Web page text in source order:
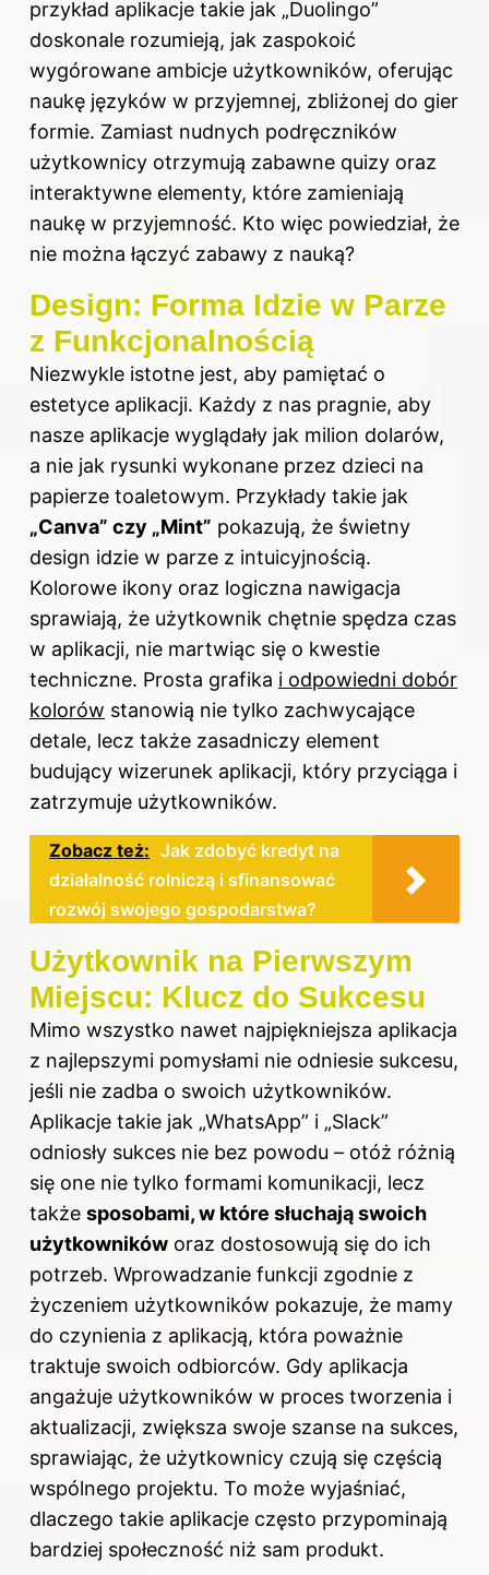
przykład aplikacje takie jak „Duolingo”
doskonale rozumieją, jak zaspokoić
wygórowane ambicje użytkowników, oferując
naukę języków w przyjemnej, zbliżonej do gier
formie. Zamiast nudnych podręczników
użytkownicy otrzymują zabawne quizy oraz
interaktywne elementy, które zamieniają
naukę w przyjemność. Kto więc powiedział, że
nie można łączyć zabawy z nauką?
Design: Forma Idzie w Parze
z Funkcjonalnością
Niezwykle istotne jest, aby pamiętać o
estetyce aplikacji. Każdy z nas pragnie, aby
nasze aplikacje wyglądały jak milion dolarów,
a nie jak rysunki wykonane przez dzieci na
papierze toaletowym. Przykłady takie jak
„Canva” czy „Mint” pokazują, że świetny
design idzie w parze z intuicyjnością.
Kolorowe ikony oraz logiczna nawigacja
sprawiają, że użytkownik chętnie spędza czas
w aplikacji, nie martwiąc się o kwestie
techniczne. Prosta grafika i odpowiedni dobór
kolorów stanowią nie tylko zachwycające
detale, lecz także zasadniczy element
budujący wizerunek aplikacji, który przyciąga i
zatrzymuje użytkowników.
Zobacz też: Jak zdobyć kredyt na
działalność rolniczą i sfinansować
rozwój swojego gospodarstwa?
Użytkownik na Pierwszym
Miejscu: Klucz do Sukcesu
Mimo wszystko nawet najpiękniejsza aplikacja
z najlepszymi pomysłami nie odniesie sukcesu,
jeśli nie zadba o swoich użytkowników.
Aplikacje takie jak „WhatsApp” i „Slack”
odniosły sukces nie bez powodu – otóż różnią
się one nie tylko formami komunikacji, lecz
także sposobami, w które słuchają swoich
użytkowników oraz dostosowują się do ich
potrzeb. Wprowadzanie funkcji zgodnie z
życzeniem użytkowników pokazuje, że mamy
do czynienia z aplikacją, która poważnie
traktuje swoich odbiorców. Gdy aplikacja
angażuje użytkowników w proces tworzenia i
aktualizacji, zwiększa swoje szanse na sukces,
sprawiając, że użytkownicy czują się częścią
wspólnego projektu. To może wyjaśniać,
dlaczego takie aplikacje często przypominają
bardziej społeczność niż sam produkt.